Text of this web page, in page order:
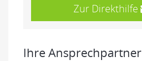
Zur Direkthilfe
Ihre Ansprechpartner